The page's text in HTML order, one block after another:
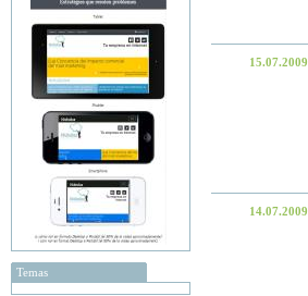
Temas
15.07.2009
14.07.2009